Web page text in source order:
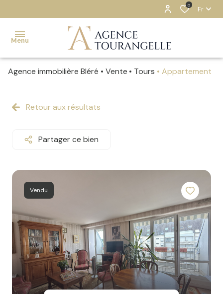
0 Fr
Menu
BIENS
CONTACT
Agence immobilière Bléré Vente Tours Appartement
Retour aux résultats
Partager ce bien
Vendu